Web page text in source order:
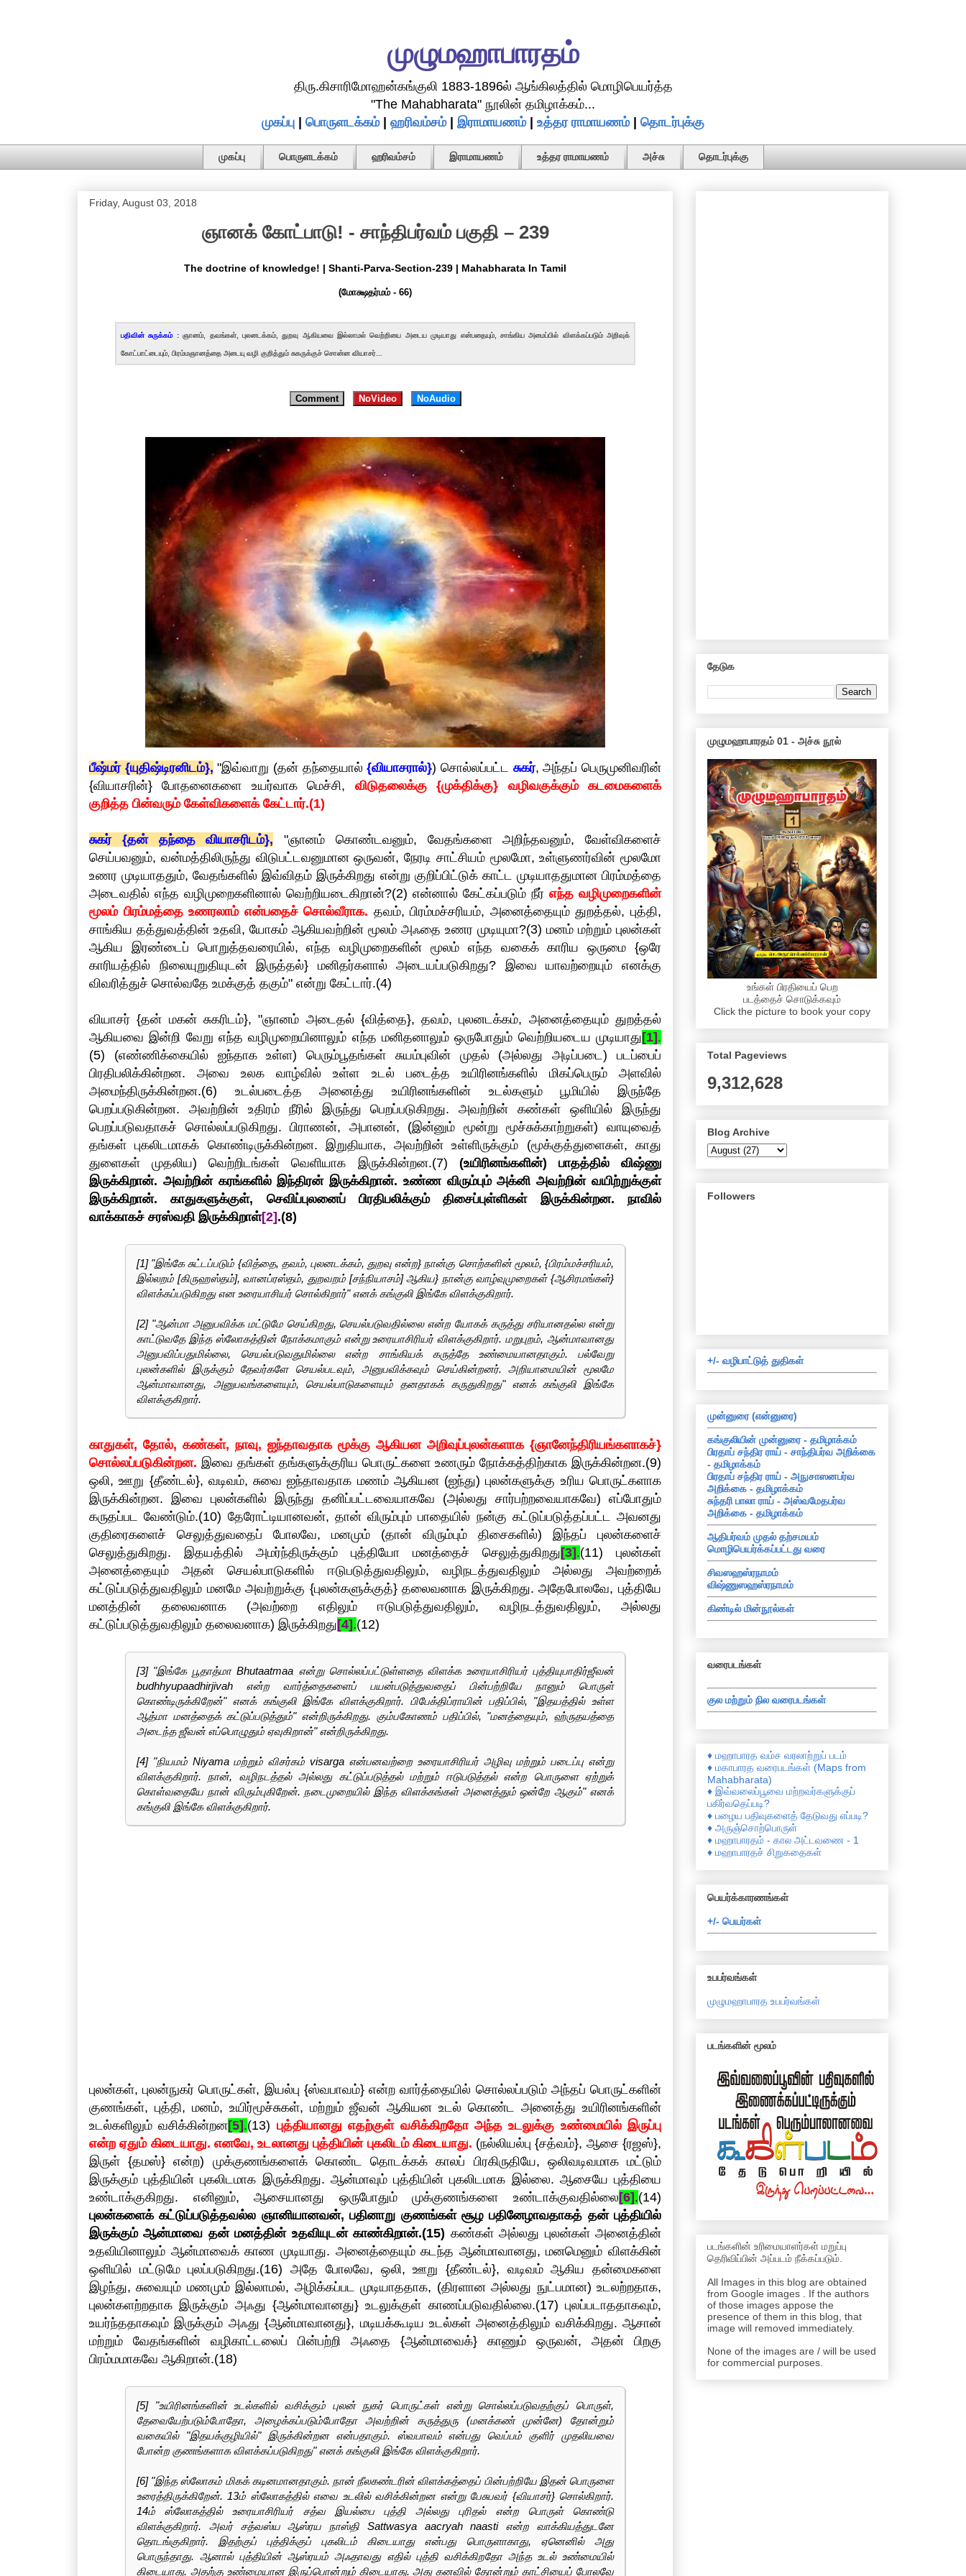
முழுமஹாபாரதம்
திரு.கிசாரிமோஹன்கங்குலி 1883-1896ல் ஆங்கிலத்தில் மொழிபெயர்த்த
"The Mahabharata" நூலின் தமிழாக்கம்...
முகப்பு
பொருளடக்கம்| ஹரிவம்சம்| இராமாயணம்| உத்தர ராமாயணம்| தொடர்புக்கு
முகப்பு பொருளடக்கம் ஹரிவம்சம் இராமாயணம் உத்தர ராமாயணம் அச்சு தொடர்புக்கு
Friday, August 03, 2018
ஞானக் கோட்பாடு! - சாந்திபர்வம் பகுதி – 239
The doctrine of knowledge! | Shanti-Parva-Section-239 | Mahabharata In Tamil
(மோக்ஷதர்மம் - 66)
பதிவின் சுருக்கம் :ஞானம், தவங்கள், புலனடக்கம், துறவு ஆகியவை இல்லாமல் வெற்றியை அடைய முடியாது என்பதையும், சாங்கிய அமைப்பில் விளக்கப்படும் அறிவுக்
கோட்பாட்டையும், பிரம்மஞானத்தை அடையு வழி குறித்தும் சுகருக்குச் சொன்ன வியாசர்...
Comment NoVideo NoAudio
பீஷ்மர் {யுதிஷ்டிரனிடம்}, "இவ்வாறு (தன் தந்தையால்{வியாசரால்}) சொல்லப்பட்ட சுகர், அந்தப் பெருமுனிவரின்
{வியாசரின்} போதனைகளை உயர்வாக மெச்சி, விடுதலைக்கு {முக்திக்கு} வழிவகுக்கும் கடமைகளைக்
குறித்த பின்வரும் கேள்விகளைக் கேட்டார்.(1)
சுகர் {தன் தந்தை வியாசரிடம்}, "ஞானம் கொண்டவனும், வேதங்களை அறிந்தவனும், வேள்விகளைச்
செய்பவனும், வன்மத்திலிருந்து விடுபட்டவனுமான ஒருவன், நேரடி சாட்சியம் மூலமோ, உள்ளுணர்வின் மூலமோ
உணர முடியாததும், வேதங்களில் இவ்விதம் இருக்கிறது என்று குறிப்பிட்டுக் காட்ட முடியாததுமான பிரம்மத்தை
அடைவதில் எந்த வழிமுறைகளினால் வெற்றியடைகிறான்?(2) என்னால் கேட்கப்படும் நீர் எந்த வழிமுறைகளின்
மூலம் பிரம்மத்தை உணரலாம் என்பதைச் சொல்வீராக. தவம், பிரம்மச்சரியம், அனைத்தையும் துறத்தல், புத்தி,
சாங்கிய தத்துவத்தின் உதவி, யோகம் ஆகியவற்றின் மூலம் அஃதை உணர முடியுமா?(3) மனம் மற்றும் புலன்கள்
ஆகிய இரண்டைப் பொறுத்தவரையில், எந்த வழிமுறைகளின் மூலம் எந்த வகைக் காரிய ஒருமை {ஒரே
காரியத்தில் நிலையுறுதியுடன் இருத்தல்} மனிதர்களால் அடையப்படுகிறது? இவை யாவற்றையும் எனக்கு
விவரித்துச் சொல்வதே உமக்குத் தகும்" என்று கேட்டார்.(4)
வியாசர் {தன் மகன் சுகரிடம்}, "ஞானம் அடைதல் {வித்தை}, தவம், புலனடக்கம், அனைத்தையும் துறத்தல்
ஆகியவை இன்றி வேறு எந்த வழிமுறையினாலும் எந்த மனிதனாலும் ஒருபோதும் வெற்றியடைய முடியாது[1].
(5) (எண்ணிக்கையில் ஐந்தாக உள்ள) பெரும்பூதங்கள் சுயம்புவின் முதல் (அல்லது அடிப்படை) படப்பைப்
பிரதிபலிக்கின்றன. அவை உலக வாழ்வில் உள்ள உடல் படைத்த உயிரினங்களில் மிகப்பெரும் அளவில்
அமைந்திருக்கின்றன.(6) உடல்படைத்த அனைத்து உயிரினங்களின் உடல்களும் பூமியில் இருந்தே
பெறப்படுகின்றன. அவற்றின் உதிரம் நீரில் இருந்து பெறப்படுகிறது. அவற்றின் கண்கள் ஒளியில் இருந்து
பெறப்படுவதாகச் சொல்லப்படுகிறது. பிராணன், அபானன், (இன்னும் மூன்று மூச்சுக்காற்றுகள்) வாயுவைத்
தங்கள் புகலிடமாகக் கொண்டிருக்கின்றன. இறுதியாக, அவற்றின் உள்ளிருக்கும் (மூக்குத்துளைகள், காது
துளைகள் முதலிய) வெற்றிடங்கள் வெளியாக இருக்கின்றன.(7) (உயிரினங்களின்) பாதத்தில் விஷ்ணு
இருக்கிறான். அவற்றின் கரங்களில் இந்திரன் இருக்கிறான். உண்ண விரும்பும் அக்னி அவற்றின் வயிற்றுக்குள்
இருக்கிறான்.
காதுகளுக்குள், செவிப்புலனைப் பிரதிபலிக்கும் திசைப்புள்ளிகள் இருக்கின்றன. நாவில்
வாக்காகச் சரஸ்வதி இருக்கிறாள்[2].(8)
[1] "இங்கே சுட்டப்படும் {வித்தை, தவம், புலனடக்கம், துறவு என்ற} நான்கு சொற்களின் மூலம், {பிரம்மச்சரியம்,
இல்லறம் [கிருஹஸ்தம்], வானப்ரஸ்தம், துறவறம் [சந்நியாசம்] ஆகிய} நான்கு வாழ்வுமுறைகள் {ஆசிரமங்கள்}
விளக்கப்படுகிறது என உரையாசியர் சொல்கிறார்" எனக் கங்குலி இங்கே விளக்குகிறார்.
[2] "ஆன்மா அனுபவிக்க மட்டுமே செய்கிறது, செயல்படுவதில்லை என்ற யோகக் கருத்து சரியானதல்ல என்று
காட்டுவதே இந்த ஸ்லோகத்தின் நோக்கமாகும் என்று உரையாசிரியர் விளக்குகிறார். மறுபுறம், ஆன்மாவானது
அனுபவிப்பதுமில்லை, செயல்படுவதுமில்லை என்ற சாங்கியக் கருத்தே உண்மையானதாகும். பல்வேறு
புலன்களில் இருக்கும் தேவர்களே செயல்படவும், அனுபவிக்கவும் செய்கின்றனர். அறியாமையின் மூலமே
ஆன்மாவானது, அனுபவங்களையும், செயல்பாடுகளையும் தனதாகக் கருதுகிறது" எனக் கங்குலி இங்கே
விளக்குகிறார்.
காதுகள், தோல், கண்கள், நாவு, ஐந்தாவதாக மூக்கு ஆகியன அறிவுப்புலன்களாக {ஞானேந்திரியங்களாகச்}
சொல்லப்படுகின்றன. இவை தங்கள் தங்களுக்குரிய பொருட்களை உணரும் நோக்கத்திற்காக இருக்கின்றன.(9)
ஒலி, ஊறு {தீண்டல்}, வடிவம், சுவை ஐந்தாவதாக மணம் ஆகியன (ஐந்து) புலன்களுக்கு உரிய பொருட்களாக
இருக்கின்றன. இவை புலன்களில் இருந்து தனிப்பட்டவையாகவே (அல்லது சார்பற்றவையாகவே) எப்போதும்
கருதப்பட வேண்டும்.(10) தேரோட்டியானவன், தான் விரும்பும் பாதையில் நன்கு கட்டுப்படுத்தப்பட்ட அவனது
குதிரைகளைச் செலுத்துவதைப் போலவே, மனமும் (தான் விரும்பும் திசைகளில்) இந்தப் புலன்களைச்
செலுத்துகிறது. இதயத்தில் அமர்ந்திருக்கும் புத்தியோ மனத்தைச் செலுத்துகிறது[3].(11) புலன்கள்
அனைத்தையும் அதன் செயல்பாடுகளில் ஈடுபடுத்துவதிலும், வழிநடத்துவதிலும் அல்லது அவற்றைக்
கட்டுப்படுத்துவதிலும் மனமே அவற்றுக்கு {புலன்களுக்குத்} தலைவனாக இருக்கிறது. அதேபோலவே, புத்தியே
மனத்தின் தலைவனாக (அவற்றை எதிலும் ஈடுபடுத்துவதிலும், வழிநடத்துவதிலும், அல்லது
கட்டுப்படுத்துவதிலும் தலைவனாக) இருக்கிறது[4].(12)
[3] "இங்கே பூதாத்மா Bhutaatmaa என்று சொல்லப்பட்டுள்ளதை விளக்க உரையாசிரியர் புத்தியுபாதிர்ஜீவன்
budhhyupaadhirjivah என்ற வார்த்தைகளைப் பயன்படுத்துவதைப் பின்பற்றியே நானும் பொருள்
கொண்டிருக்கிறேன்" எனக் கங்குலி இங்கே விளக்குகிறார். பிபேக்திப்ராயின் பதிப்பில், "இதயத்தில் உள்ள
ஆத்மா மனத்தைக் கட்டுப்படுத்தும்" என்றிருக்கிறது. கும்பகோணம் பதிப்பில், "மனத்தையும், ஹ்ருதயத்தை
அடைந்த ஜீவன் எப்பொழுதும் ஏவுகிறான்" என்றிருக்கிறது.
[4] "நியமம் Niyama மற்றும் விசர்கம் visarga என்பனவற்றை உரையாசிரியர் அழிவு மற்றும் படைப்பு என்று
விளக்குகிறார். நான், வழிநடத்தல் அல்லது கட்டுப்படுத்தல் மற்றும் ஈடுபடுத்தல் என்ற பொருளை ஏற்றுக்
கொள்வதையே நான் விரும்புகிறேன். நடைமுறையில் இந்த விளக்கங்கள் அனைத்தும் ஒன்றே ஆகும்" எனக்
கங்குலி இங்கே விளக்குகிறார்.
புலன்கள், புலன்நுகர் பொருட்கள், இயல்பு {ஸ்வபாவம்} என்ற வார்த்தையில் சொல்லப்படும் அந்தப் பொருட்களின்
குணங்கள், புத்தி, மனம், உயிர்மூச்சுகள், மற்றும் ஜீவன் ஆகியன உடல் கொண்ட அனைத்து உயிரினங்களின்
உடல்களிலும் வசிக்கின்றன[5].(13) புத்தியானது எதற்குள் வசிக்கிறதோ அந்த உடலுக்கு உண்மையில் இருப்பு
என்ற ஏதும் கிடையாது. எனவே, உடலானது புத்தியின் புகலிடம் கிடையாது. (நல்லியல்பு {சத்வம்}, ஆசை {ரஜஸ்},
இருள் {தமஸ்} என்ற) முக்குணங்களைக் கொண்ட தொடக்கக் காலப் பிரகிருதியே, ஒலிவடிவமாக மட்டும்
இருக்கும் புத்தியின் புகலிடமாக இருக்கிறது. ஆன்மாவும் புத்தியின் புகலிடமாக இல்லை. ஆசையே புத்தியை
உண்டாக்குகிறது. எனினும், ஆசையானது ஒருபோதும் முக்குணங்களை உண்டாக்குவதில்லை[6].(14)
புலன்களைக் கட்டுப்படுத்தவல்ல ஞானியானவன், பதினாறு குணங்கள் சூழ பதினேழாவதாகத் தன் புத்தியில்
இருக்கும் ஆன்மாவை தன் மனத்தின் உதவியுடன் காண்கிறான்.(15) கண்கள் அல்லது புலன்கள் அனைத்தின்
உதவியினாலும் ஆன்மாவைக் காண முடியாது. அனைத்தையும் கடந்த ஆன்மாவானது, மனமெனும் விளக்கின்
ஒளியில் மட்டுமே புலப்படுகிறது.(16) அதே போலவே, ஒலி, ஊறு {தீண்டல்}, வடிவம் ஆகிய தன்மைகளை
இழந்து, சுவையும் மணமும் இல்லாமல், அழிக்கப்பட முடியாததாக, (திரளான அல்லது நுட்பமான) உடலற்றதாக,
புலன்களற்றதாக இருக்கும் அஃது {ஆன்மாவானது} உடலுக்குள் காணப்படுவதில்லை.(17) புலப்படாததாகவும்,
உயர்ந்ததாகவும் இருக்கும் அஃது {ஆன்மாவானது}, மடியக்கூடிய உடல்கள் அனைத்திலும் வசிக்கிறது. ஆசான்
மற்றும் வேதங்களின் வழிகாட்டலைப் பின்பற்றி அஃதை {ஆன்மாவைக்} காணும் ஒருவன், அதன் பிறகு
பிரம்மமாகவே ஆகிறான்.(18)
[5] "உயிரினங்களின் உடல்களில் வசிக்கும் புலன் நுகர் பொருட்கள் என்று சொல்லப்படுவதற்குப் பொருள்,
தேவையேற்படும்போதோ, அழைக்கப்படும்போதோ அவற்றின் கருத்துரு (மனக்கண் முன்னே) தோன்றும்
வகையில் "இதயக்குழியில்" இருக்கின்றன என்பதாகும். ஸ்வபாவம் என்பது வெப்பம் குளிர் முதலியவை
போன்ற குணங்களாக விளக்கப்படுகிறது" எனக் கங்குலி இங்கே விளக்குகிறார்.
[6] "இந்த ஸ்லோகம் மிகக் கடினமானதாகும். நான் நீலகண்டரின் விளக்கத்தைப் பின்பற்றியே இதன் பொருளை
உரைத்திருக்கிறேன். 13ம் ஸ்லோகத்தில் எவை உடலில் வசிக்கின்றன என்று பேசுபவர் {வியாசர்} சொல்கிறார்.
14ம் ஸ்லோகத்தில் உரையாசிரியர் சத்வ இயல்பை புத்தி அல்லது புரிதல் என்ற பொருள் கொண்டு
விளக்குகிறார். அவர் சத்வஸ்ய ஆஸ்ரய நாஸ்தி Sattwasya aacryah naasti என்ற வாக்கியத்துடனே
தொடங்குகிறார். இதற்குப் புத்திக்குப் புகலிடம் கிடையாது என்பது பொருளாகாது, ஏனெனில் அது
பொருந்தாது. ஆனால் புத்தியின் ஆஸ்ரயம் அஃதாவது எதில் புத்தி வசிக்கிறதோ அந்த உடல் உண்மையில்
கிடையாது. அதற்கு உண்மையான இருப்பொன்றும் கிடையாது. அது கனவில் தோன்றும் காட்சியைப் போலவே
தேடுக
முழுமஹாபாரதம் 01 - அச்சு நூல்
உங்கள் பிரதியைப் பெற
படத்தைச் சொடுக்கவும்
Click the picture to book your copy
Total Pageviews
9,312,628
Blog Archive
Followers
+/- வழிபாட்டுத் துதிகள்
முன்னுரை (என்னுரை)
கங்குலியின் முன்னுரை - தமிழாக்கம்
பிரதாப் சந்திர ராய் - சாந்திபர்வ அறிக்கை
- தமிழாக்கம்
பிரதாப் சந்திர ராய் - அநுசாஸனபர்வ
அறிக்கை - தமிழாக்கம்
சுந்தரி பாலா ராய் - அஸ்வமேதபர்வ
அறிக்கை - தமிழாக்கம்
ஆதிபர்வம் முதல் தற்சமயம்
மொழிபெயர்க்கப்பட்டது வரை
சிவஸஹஸ்ரநாமம்
விஷ்ணுஸஹஸ்ரநாமம்
கிண்டில் மின்நூல்கள்
வரைபடங்கள்
குல மற்றும் நில வரைபடங்கள்
♦ மஹாபாரத வம்ச வரலாற்றுப் படம்
♦ மகாபாரத வரைபடங்கள் (Maps from
Mahabharata)
♦ இவ்வலைப்பூவை மற்றவர்களுக்குப்
பகிர்வதெப்படி?
♦ பழைய பதிவுகளைத் தேடுவது எப்படி?
♦ அருஞ்சொற்பொருள்
♦ மஹாபாரதம் - கால அட்டவணை - 1
♦ மஹாபாரதச் சிறுகதைகள்
பெயர்க்காரணங்கள்
+/- பெயர்கள்
உபபர்வங்கள்
முழுமஹாபாரத உபபர்வங்கள்
படங்களின் மூலம்
படங்களின் உரிமையாளர்கள் மறுப்பு
தெரிவிப்பின் அப்படம் நீக்கப்படும்.
All Images in this blog are obtained
from Google images . If the authors
of those images appose the
presence of them in this blog, that
image will removed immediately.
None of the images are / will be used
for commercial purposes.